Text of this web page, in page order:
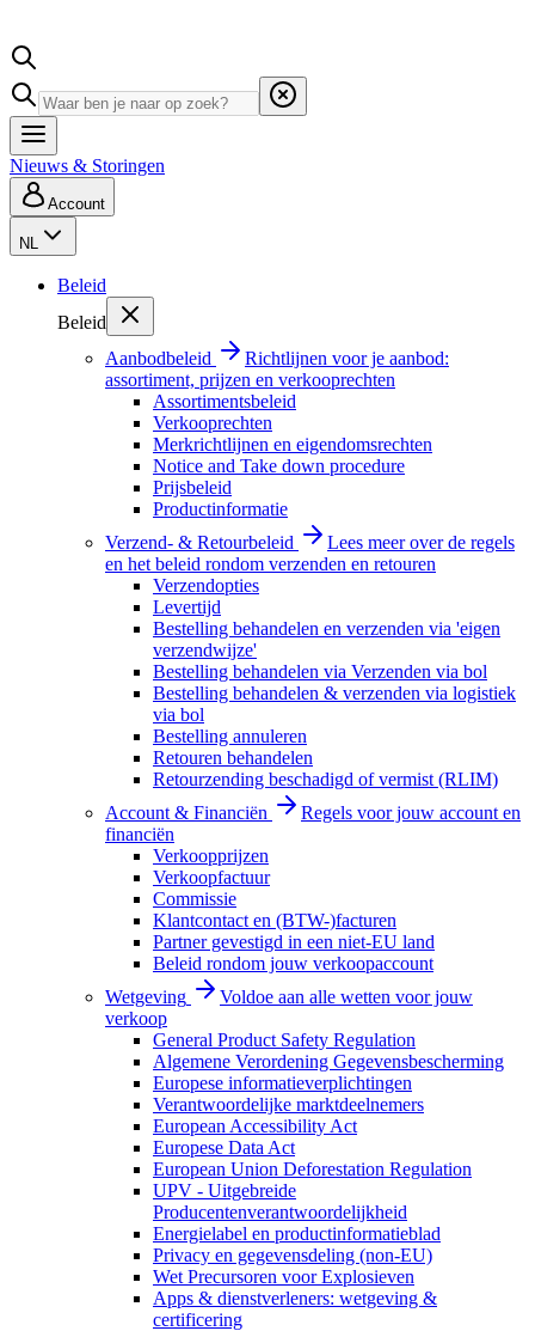
Nieuws & Storingen
Account
NL
Beleid
Beleid
Aanbodbeleid
Richtlijnen voor je aanbod:
assortiment, prijzen en verkooprechten
Assortimentsbeleid
Verkooprechten
Merkrichtlijnen en eigendomsrechten
Notice and Take down procedure
Prijsbeleid
Productinformatie
Verzend- & Retourbeleid
Lees meer over de regels
en het beleid rondom verzenden en retouren
Verzendopties
Levertijd
Bestelling behandelen en verzenden via 'eigen
verzendwijze'
Bestelling behandelen via Verzenden via bol
Bestelling behandelen & verzenden via logistiek
via bol
Bestelling annuleren
Retouren behandelen
Retourzending beschadigd of vermist (RLIM)
Account & Financiën
Regels voor jouw account en
financiën
Verkoopprijzen
Verkoopfactuur
Commissie
Klantcontact en (BTW-)facturen
Partner gevestigd in een niet-EU land
Beleid rondom jouw verkoopaccount
Wetgeving
Voldoe aan alle wetten voor jouw
verkoop
General Product Safety Regulation
Algemene Verordening Gegevensbescherming
Europese informatieverplichtingen
Verantwoordelijke marktdeelnemers
European Accessibility Act
Europese Data Act
European Union Deforestation Regulation
UPV - Uitgebreide
Producentenverantwoordelijkheid
Energielabel en productinformatieblad
Privacy en gegevensdeling (non-EU)
Wet Precursoren voor Explosieven
Apps & dienstverleners: wetgeving &
certificering